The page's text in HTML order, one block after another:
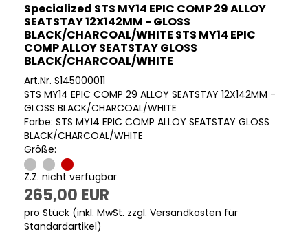
Specialized STS MY14 EPIC COMP 29 ALLOY
SEATSTAY 12X142MM - GLOSS
BLACK/CHARCOAL/WHITE STS MY14 EPIC
COMP ALLOY SEATSTAY GLOSS
BLACK/CHARCOAL/WHITE
Art.Nr. S145000011
STS MY14 EPIC COMP 29 ALLOY SEATSTAY 12X142MM -
GLOSS BLACK/CHARCOAL/WHITE
Farbe: STS MY14 EPIC COMP ALLOY SEATSTAY GLOSS
BLACK/CHARCOAL/WHITE
Größe:
Z.Z. nicht verfügbar
265,00 EUR
pro Stück (inkl. MwSt. zzgl. Versandkosten für
Standardartikel)